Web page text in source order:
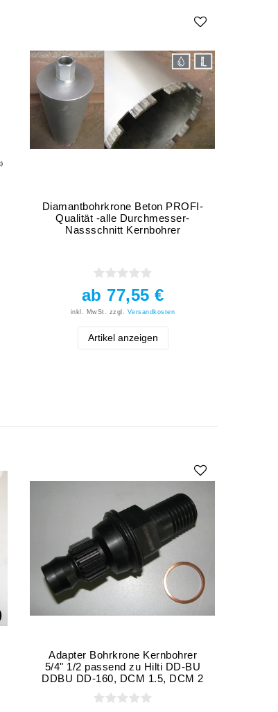
Diamantbohrkrone Beton PROFI-
Qualität -alle Durchmesser-
Nassschnitt Kernbohrer
ab 77,55 €
inkl. MwSt. zzgl. Versandkosten
Artikel anzeigen
Adapter Bohrkrone Kernbohrer
5/4" 1/2 passend zu Hilti DD-BU
DDBU DD-160, DCM 1.5, DCM 2